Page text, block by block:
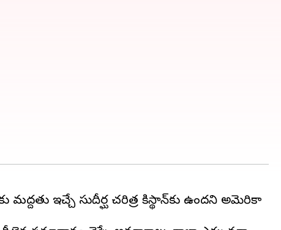
ఇచ్చే సుదీర్ఘ చరిత్ర పాకిస్థాన్‌కు ఉందని అమెరికా